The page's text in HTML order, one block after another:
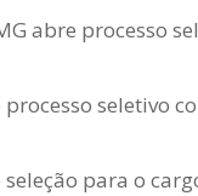
abre processo
seletivo
para o